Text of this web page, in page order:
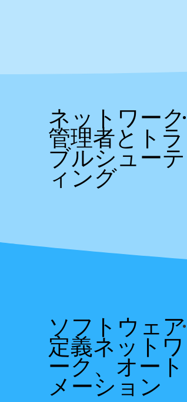
ネットワーク
管理者とトラ
ブ​​ルシューテ
ィング
ソフトウェア
定義ネットワ
ーク、オート
メーション